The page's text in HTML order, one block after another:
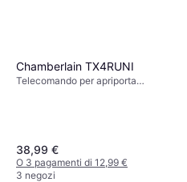
Chamberlain TX4RUNI
Telecomando per apriporta
38,99 €
O 3 pagamenti di 12,99 €
3 negozi